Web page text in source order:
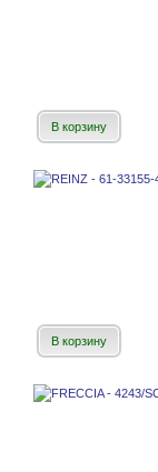
В корзину
В корзину